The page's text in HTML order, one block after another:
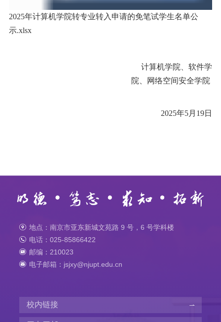
2025年计算机学院转专业转入申请的免笔试学生名单公
示.xlsx
计算机学院、软件学
院、网络空间安全学院
2025年5月19日
地点：南京市亚东新城文苑路 9 号，6 号学科楼
电话：025-85866422
邮编：210023
电子邮箱：jsjxy@njupt.edu.cn
校内链接